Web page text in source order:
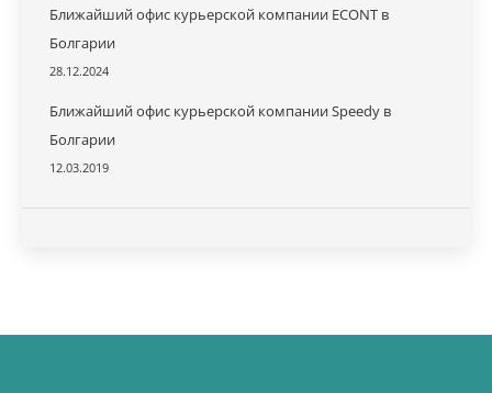
Ближайший офис курьерской компании ECONT в
Болгарии
28.12.2024
Ближайший офис курьерской компании Speedy в
Болгарии
12.03.2019